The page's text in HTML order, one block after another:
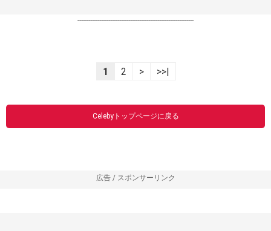
----------------------------------------------------------------
1 2 > >>|
Celebyトップページに戻る
広告 / スポンサーリンク